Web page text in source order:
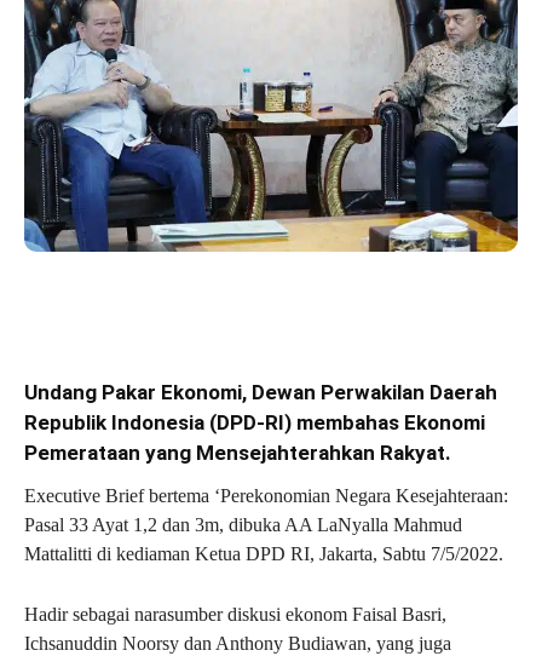
Undang Pakar Ekonomi, Dewan Perwakilan Daerah
Republik Indonesia (DPD-RI) membahas Ekonomi
Pemerataan yang Mensejahterahkan Rakyat.
Executive Brief bertema ‘Perekonomian Negara Kesejahteraan:
Pasal 33 Ayat 1,2 dan 3m, dibuka AA LaNyalla Mahmud
Mattalitti di kediaman Ketua DPD RI, Jakarta, Sabtu 7/5/2022.
Hadir sebagai narasumber diskusi ekonom Faisal Basri,
Ichsanuddin Noorsy dan Anthony Budiawan, yang juga